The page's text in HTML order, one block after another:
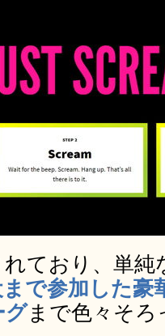
ており、単純
で参加した豪
グまで色々そろ